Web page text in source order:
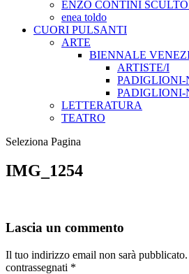
ENZO CONTINI
enea toldo
CUORI PULSANTI
ARTE
BIENNALE
ARTISTE/I
PADIGLIONI-
PADIGLIONI-
LETTERATURA
TEATRO
Seleziona Pagina
IMG_1254
Lascia un commento
Il tuo indirizzo email non sarà pubblicato.
contrassegnati *